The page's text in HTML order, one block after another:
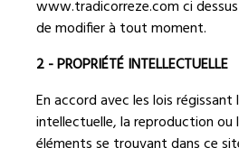
www.tradicorreze.comci
de modifier à tout moment.
2 - PROPRIÉTÉ INTELLECTUELLE
En accord avec les lois
intellectuelle, la reproduction ou